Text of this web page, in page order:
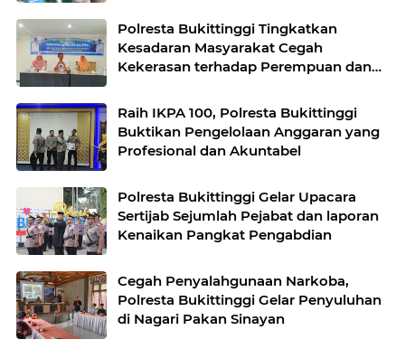
Polresta Bukittinggi Tingkatkan
Kesadaran Masyarakat Cegah
Kekerasan terhadap Perempuan dan
Raih IKPA 100, Polresta Bukittinggi
Buktikan Pengelolaan Anggaran yang
Profesional dan Akuntabel
Polresta Bukittinggi Gelar Upacara
Sertijab Sejumlah Pejabat dan laporan
Kenaikan Pangkat Pengabdian
Cegah Penyalahgunaan Narkoba,
Polresta Bukittinggi Gelar Penyuluhan
di Nagari Pakan Sinayan